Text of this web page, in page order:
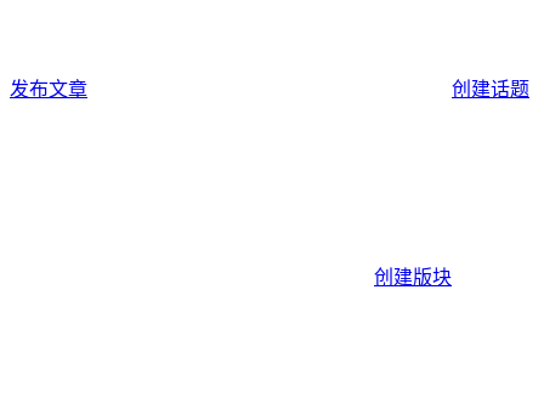
发布文章 创建话题
创建版块